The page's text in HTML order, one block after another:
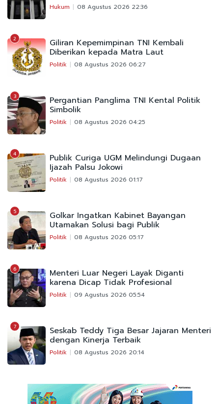
Hukum 08 Agustus 2026 22:36
2 Giliran Kepemimpinan TNI Kembali
Diberikan kepada Matra Laut
Politik 08 Agustus 2026 06:27
3 Pergantian Panglima TNI Kental Politik
Simbolik
Politik 08 Agustus 2026 04:25
4 Publik Curiga UGM Melindungi Dugaan
Ijazah Palsu Jokowi
Politik 08 Agustus 2026 01:17
5 Golkar Ingatkan Kabinet Bayangan
Utamakan Solusi bagi Publik
Politik 08 Agustus 2026 05:17
6 Menteri Luar Negeri Layak Diganti
karena Dicap Tidak Profesional
Politik 09 Agustus 2026 05:54
7 Seskab Teddy Tiga Besar Jajaran Menteri
dengan Kinerja Terbaik
Politik 08 Agustus 2026 20:14